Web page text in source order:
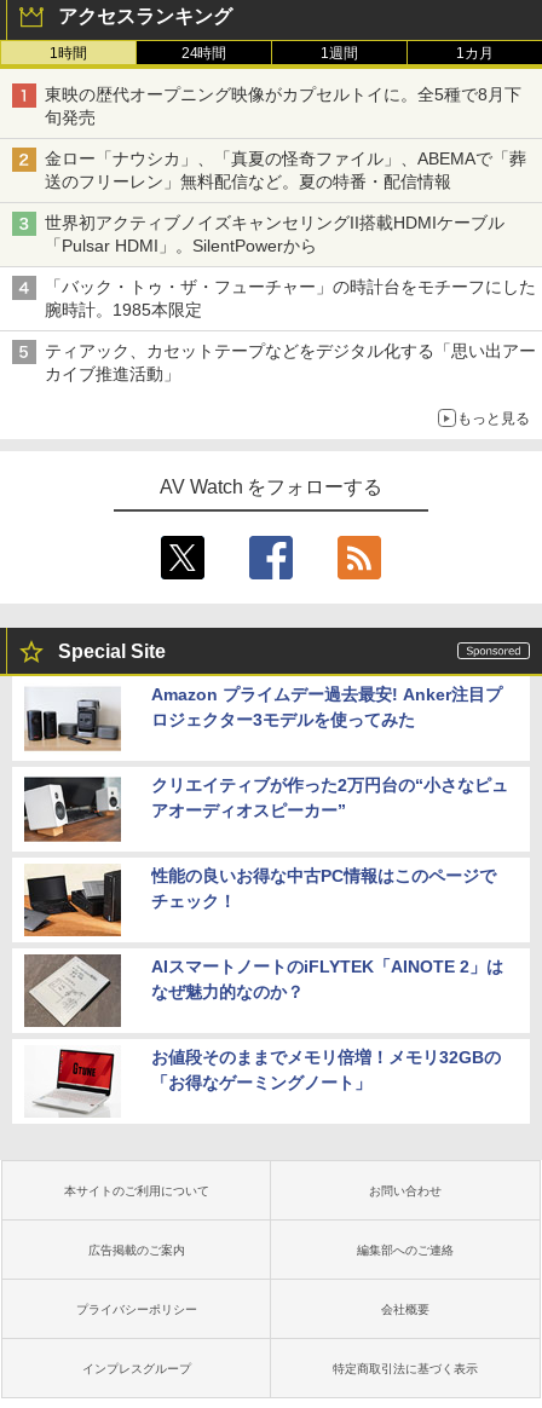
アクセスランキング
1時間 24時間 1週間 1カ月
東映の歴代オープニング映像がカプセルトイに。全5種で8月下
旬発売
金ロー「ナウシカ」、「真夏の怪奇ファイル」、ABEMAで「葬
送のフリーレン」無料配信など。夏の特番・配信情報
世界初アクティブノイズキャンセリングII搭載HDMIケーブル
「Pulsar HDMI」。SilentPowerから
「バック・トゥ・ザ・フューチャー」の時計台をモチーフにした
腕時計。1985本限定
ティアック、カセットテープなどをデジタル化する「思い出アー
カイブ推進活動」
もっと見る
AV Watch をフォローする
Special Site
Amazon プライムデー過去最安! Anker注目プ
ロジェクター3モデルを使ってみた
クリエイティブが作った2万円台の“小さなピュ
アオーディオスピーカー”
性能の良いお得な中古PC情報はこのページで
チェック！
AIスマートノートのiFLYTEK「AINOTE 2」は
なぜ魅力的なのか？
お値段そのままでメモリ倍増！メモリ32GBの
「お得なゲーミングノート」
本サイトのご利用について お問い合わせ
広告掲載のご案内 編集部へのご連絡
プライバシーポリシー 会社概要
インプレスグループ 特定商取引法に基づく表示